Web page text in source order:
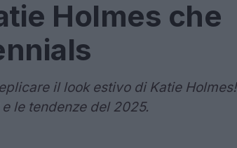
Holmes che
il look estivo di Katie Holmes!
le tendenze del 2025.